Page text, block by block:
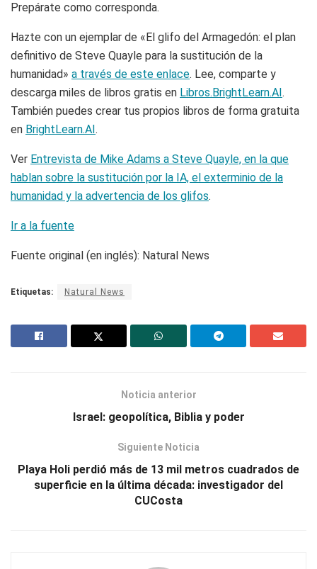
Prepárate como corresponda.
Hazte con un ejemplar de «El glifo del Armagedón: el plan
definitivo de Steve Quayle para la sustitución de la
humanidad» a través de este enlace. Lee, comparte y
descarga miles de libros gratis en Libros.BrightLearn.AI .
También puedes crear tus propios libros de forma gratuita
en BrightLearn.AI .
Ver Entrevista de Mike Adams a Steve Quayle, en la que
hablan sobre la sustitución por la IA, el exterminio de la
humanidad y la advertencia de los glifos.
Ir a la fuente
Fuente original (en inglés): Natural News
Etiquetas: Natural News
Noticia anterior
Israel: geopolítica, Biblia y poder
Siguiente Noticia
Playa Holi perdió más de 13 mil metros cuadrados de
superficie en la última década: investigador del
CUCosta